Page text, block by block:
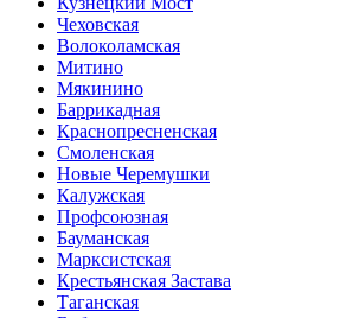
Чеховская
Волоколамская
Митино
Мякинино
Баррикадная
Краснопресненская
Смоленская
Новые Черемушки
Калужская
Профсоюзная
Бауманская
Марксистская
Крестьянская Застава
Таганская